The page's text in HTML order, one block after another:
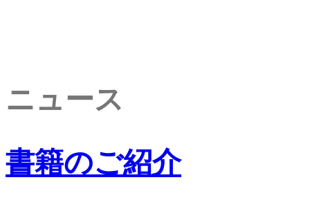
ニュース
書籍のご紹介